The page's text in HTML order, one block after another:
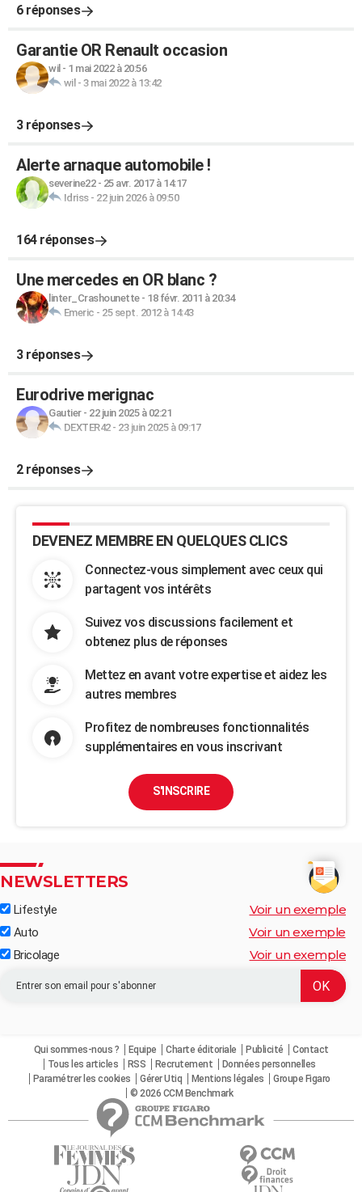
6 réponses
Garantie OR Renault occasion
wil - 1 mai 2022 à 20:56
wil - 3 mai 2022 à 13:42
3 réponses
Alerte arnaque automobile !
severine22- 25 avr. 2017 à 14:17
Idriss- 22 juin 2026 à 09:50
164 réponses
Une mercedes en OR blanc ?
linter_Crashounette- 18 févr. 2011 à 20:34
Emeric - 25 sept. 2012 à 14:43
3 réponses
Eurodrive merignac
Gautier- 22 juin 2025 à 02:21
DEXTER42- 23 juin 2025 à 09:17
2 réponses
DEVENEZ MEMBRE EN QUELQUES CLICS
Connectez-vous simplement avec ceux qui
partagent vos intérêts
Suivez vos discussions facilement et
obtenez plus de réponses
Mettez en avant votre expertise et aidez les
autres membres
Profitez de nombreuses fonctionnalités
supplémentaires en vous inscrivant
S'INSCRIRE
NEWSLETTERS
Lifestyle Voir un exemple
Auto Voir un exemple
Bricolage Voir un exemple
Qui sommes-nous ? Equipe Charte éditoriale Publicité
Contact
Tous les articles
RSS Recrutement
Données personnelles
Paramétrer les cookies
Gérer Utiq Mentions légales
Groupe Figaro
© 2026 CCM Benchmark